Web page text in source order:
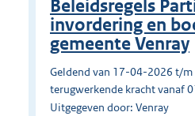
Beleidsregels
invordering en
gemeente Venray
Geldend van 17-04-2026 t/m
terugwerkende kracht vanaf
Uitgegeven door: Venray